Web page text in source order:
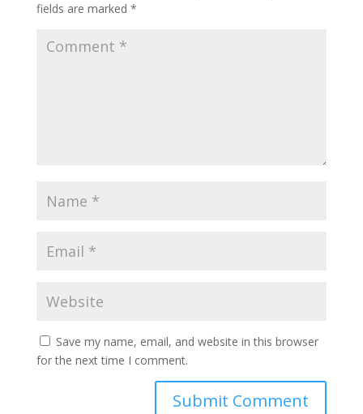
fields are marked *
Save my name, email, and website in this browser
for the next time I comment.